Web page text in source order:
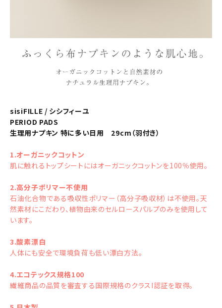
sisiFILLE / シシフィーユ
PERIOD PADS
生理用ナプキン 特に多い日用 29cm（羽付き）
1.オーガニックコットン
肌に触れるトップシートにはオーガニックコットンを100％使用。
2.高分子ポリマー不使用
石油化合物である吸収性ポリマー（高分子吸収材）は不使用。天
然素材にこだわり、植物由来のセルロースパルプのみを使用して
います。
3.酸素漂白
人体にも安全で環境負荷も低い漂白方法。
4.エコテックス規格100
繊維商品の品質を審査する国際規格のクラスI認証を取得。